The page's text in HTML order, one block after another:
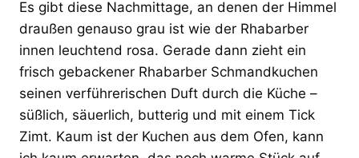
Es gibt diese Nachmittage, an denen der Himmel
draußen genauso grau ist wie der Rhabarber
innen leuchtend rosa. Gerade dann zieht ein
frisch gebackener Rhabarber Schmandkuchen
seinen verführerischen Duft durch die Küche –
süßlich, säuerlich, butterig und mit einem Tick
Zimt. Kaum ist der Kuchen aus dem Ofen, kann